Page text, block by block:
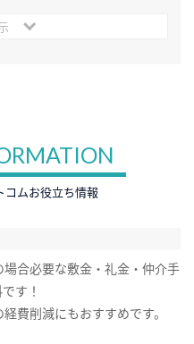
コムお役立ち情報
合必要な敷金・礼金・仲介手
す！
費削減にもおすすめです。